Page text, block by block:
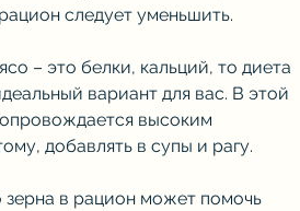
следует уменьшить.
– это белки, кальций, то диета
вариант для вас. В этой
высоким
добавлять в супы и рагу.
зерна в рацион может помочь